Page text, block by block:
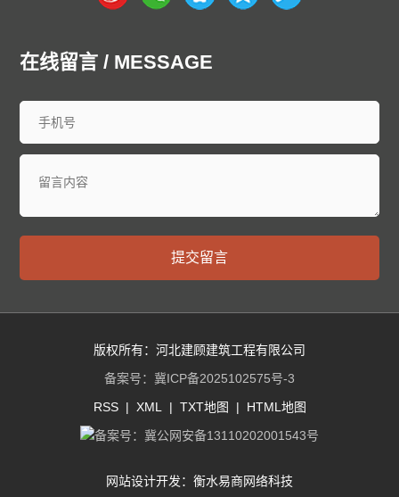
在线留言 / MESSAGE
提交留言
版权所有：河北建顾建筑工程有限公司
备案号： 冀ICP备2025102575号-3
RSS| XML| TXT地图 | HTML地图
备案号： 冀公网安备13110202001543号
网站设计开发： 衡水易商网络科技